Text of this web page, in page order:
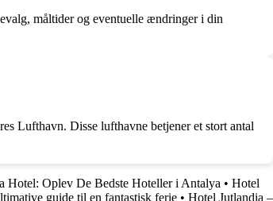
måltider og eventuelle ændringer i din
Lufthavn. Disse lufthavne betjener et stort antal
Hotel: Oplev De Bedste Hoteller i Antalya • Hotel
guide til en fantastisk ferie • Hotel Jutlandia –